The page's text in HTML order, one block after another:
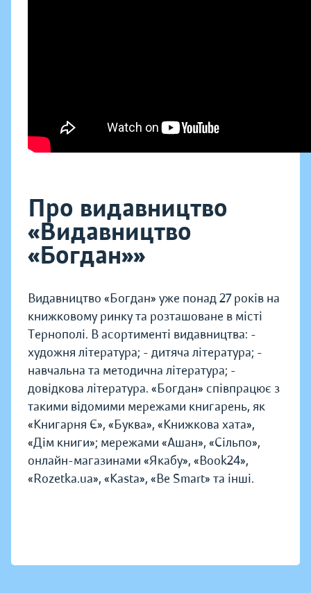
Про видавництво
«Видавництво
«Богдан»»
Видавництво «Богдан» уже понад 27 років на
книжковому ринку та розташоване в місті
Тернополі. В асортименті видавництва: -
художня література; - дитяча література; -
навчальна та методична література; -
довідкова література. «Богдан» співпрацює з
такими відомими мережами книгарень, як
«Книгарня Є», «Буква», «Книжкова хата»,
«Дім книги»; мережами «Ашан», «Сільпо»,
онлайн-магазинами «Якабу», «Book24»,
«Rozetka.ua», «Kasta», «Be Smart» та інші.